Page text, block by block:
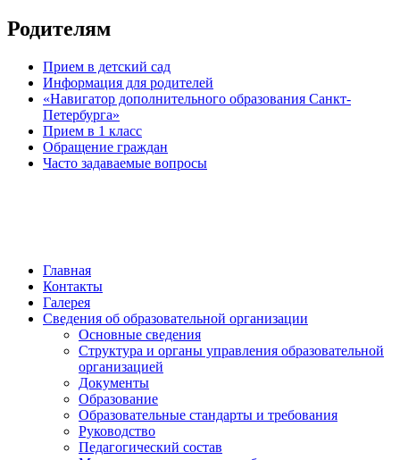
Родителям
Прием в детский сад
Информация для родителей
«Навигатор дополнительного образования Санкт-
Петербурга»
Прием в 1 класс
Обращение граждан
Часто задаваемые вопросы
Главная
Контакты
Галерея
Сведения об образовательной организации
Основные сведения
Структура и органы управления образовательной
организацией
Документы
Образование
Образовательные стандарты и требования
Руководство
Педагогический состав